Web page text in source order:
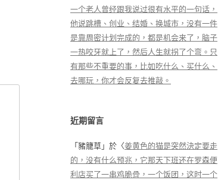
一个老人曾经跟我说过很有水平的一句话，
他说跳槽、创业、结婚、换城市，没有一件
是靠周密计划完成的，都是机会来了，脑子
一热咬牙就上了，然后人生就拐了个弯。只
有那些不重要的事，比如吃什么、买什么、
去哪玩，你才会反复去推敲。
近期留言
「 豬籠草 」於〈姜黄色的猫是突然決定要走
的，没有什么预兆，它那天下班还在罗森便
利店买了一串鸡脆骨，一个饭团，这时一个